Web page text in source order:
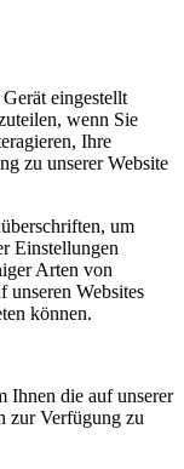
eingestellt
wenn Sie
Ihre
zu unserer Website
um
Einstellungen
Arten von
Websites
können.
Ihnen die auf unserer
zur Verfügung zu